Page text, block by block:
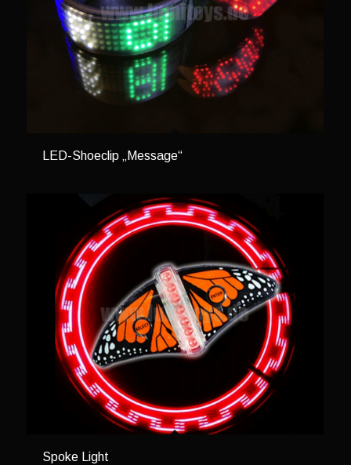
LED-Shoeclip „Message“
Spoke Light